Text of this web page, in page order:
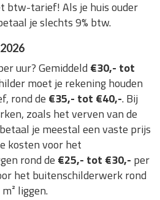
btw-tarief! Als je huis ouder
je slechts 9% btw.
uur? Gemiddeld €30,- tot
moet je rekening houden
rond de €35,- tot €40,-. Bij
zoals het verven van de
je meestal een vaste prijs
kosten voor het
rond de €25,- tot €30,- per
het buitenschilderwerk rond
liggen.